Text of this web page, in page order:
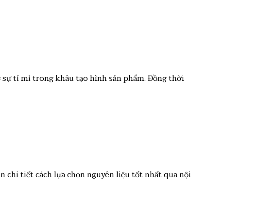
tỉ mỉ trong khâu tạo hình sản phẩm. Đồng thời
chi tiết cách lựa chọn nguyên liệu tốt nhất qua nội